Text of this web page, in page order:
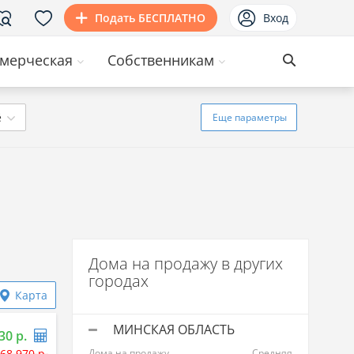
Подать БЕСПЛАТНО Вход
Собственникам
Еще параметры
Карта
р.
Дома на продажу в других
городах
МИНСКАЯ ОБЛАСТЬ